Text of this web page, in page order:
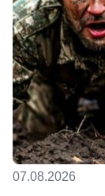
07.08.2026